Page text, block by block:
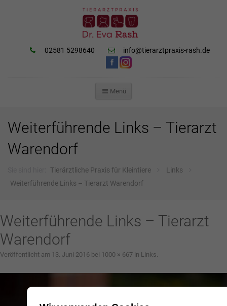
02581 5298640 info@tierarztpraxis-rash.de
Menü
SPRINGEN
Weiterführende Links – Tierarzt
Warendorf
Tierärztliche Praxis für Kleintiere
Links
Weiterführende Links – Tierarzt Warendorf
Weiterführende Links – Tierarzt
Warendorf
Veröffentlicht am 13. Juni 2016 bei 1000 × 667 in Links.